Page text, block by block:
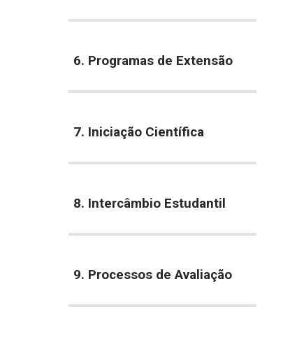
6. Programas de Extensão
7. Iniciação Científica
8. Intercâmbio Estudantil
9. Processos de Avaliação